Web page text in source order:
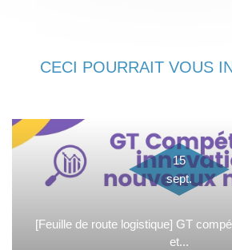
CECI POURRAIT VOUS
15
sept.
[Feuille de route logistique] GT
et...